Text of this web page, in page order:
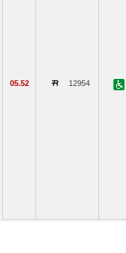
05.52 12954